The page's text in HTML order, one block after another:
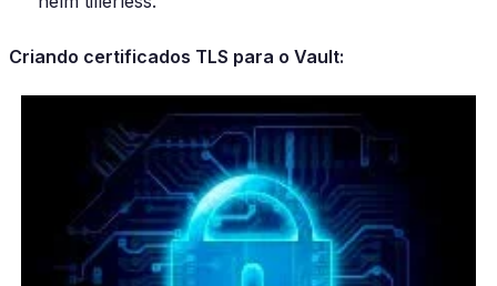
Criando certificados TLS para o Vault: